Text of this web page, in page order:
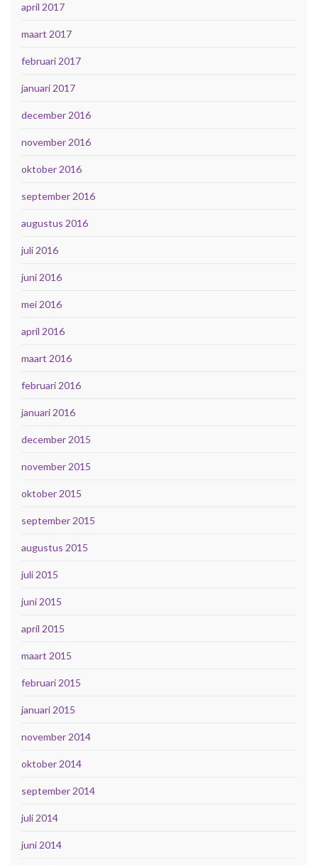
april 2017
maart 2017
februari 2017
januari 2017
december 2016
november 2016
oktober 2016
september 2016
augustus 2016
juli 2016
juni 2016
mei 2016
april 2016
maart 2016
februari 2016
januari 2016
december 2015
november 2015
oktober 2015
september 2015
augustus 2015
juli 2015
juni 2015
april 2015
maart 2015
februari 2015
januari 2015
november 2014
oktober 2014
september 2014
juli 2014
juni 2014